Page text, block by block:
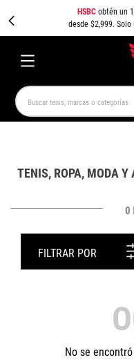
HSBCobtén un
desde $2,999.
Buscar tenis, marcas o
TENIS, ROPA, MODA Y
0
FILTRAR POR
No se
SPEEDCAT JORDAN 1